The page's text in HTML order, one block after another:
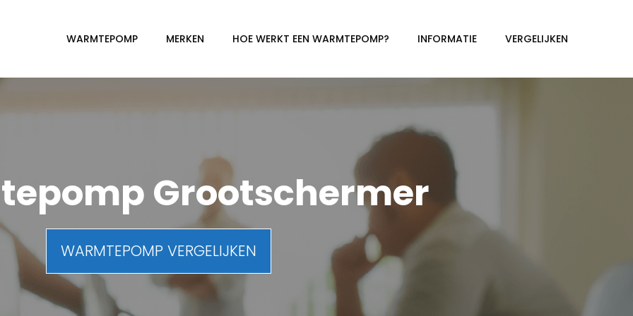
WARMTEPOMP MERKEN HOE WERKT EEN WARMTEPOMP? INFORMATIE VERGELIJKEN
Grootschermer
WARMTEPOMP VERGELIJKEN